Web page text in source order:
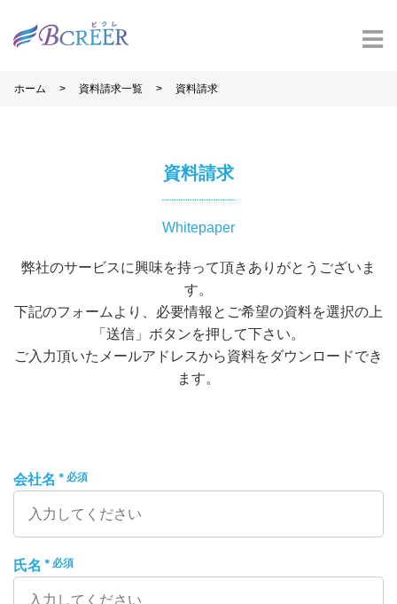
ホーム > 資料請求一覧 > 資料請求
資料請求
Whitepaper
弊社のサービスに興味を持って頂きありがとうございま
す。
下記のフォームより、必要情報とご希望の資料を選択の上
「送信」ボタンを押して下さい。
ご入力頂いたメールアドレスから資料をダウンロードでき
ます。
会社名 ＊必須
氏名 ＊必須